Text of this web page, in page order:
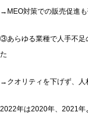
→MEO対策での販売促進
③あらゆる業種で人手不足
た
→クオリティを下げず、人
2022年は2020年、2021年